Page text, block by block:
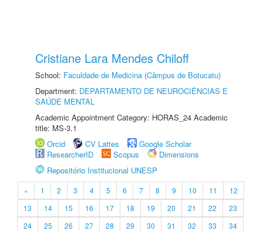
Cristiane Lara Mendes Chiloff
School: Faculdade de Medicina (Câmpus de Botucatu)
Department: DEPARTAMENTO DE NEUROCIÊNCIAS E
SAÚDE MENTAL
Academic Appointment Category: HORAS_24 Academic
title: MS-3.1
Orcid
CV Lattes
Google Scholar
ResearcherID
Scopus
Dimensions
Repositório Institucional UNESP
« 1 2 3 4 5 6 7 8 9 10 11
12
13
14 15 16 17 18 19 20 21 22
23
24
25 26 27 28 29 30 31 32 33
34